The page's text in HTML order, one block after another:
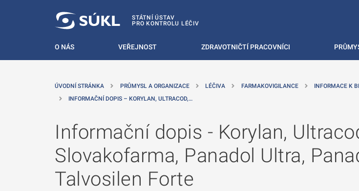
STÁTNÍ ÚSTAV
PRO KONTROLU LÉČIV
O NÁS VEŘEJNOST ZDRAVOTNIČTÍ PRACOVNÍCI
ÚVODNÍ STRÁNKA PRŮMYSL A ORGANIZACE LÉČIVA FARMAKOVIGILANCE INFORMACE K
INFORMAČNÍ DOPIS – KORYLAN, ULTRACOD,…
Informační dopis - Korylan,
Slovakofarma, Panadol Ultra,
Talvosilen Forte